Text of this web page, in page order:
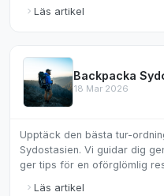
Läs artikel
18 Mar 2026
Upptäck den bästa tur-
Sydostasien. Vi guidar dig
ger tips för en oförglömlig
Läs artikel